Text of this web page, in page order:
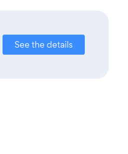
See the details